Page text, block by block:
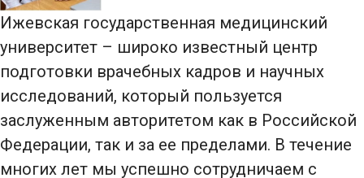
Ижевская государственная медицинский
университет – широко известный центр
подготовки врачебных кадров и научных
исследований, который пользуется
заслуженным авторитетом как в Российской
Федерации, так и за ее пределами. В течение
многих лет мы успешно сотрудничаем с